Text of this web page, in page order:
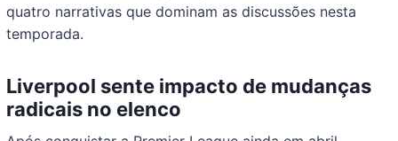
quatro narrativas que dominam as discussões nesta
temporada.
Liverpool sente impacto de mudanças
radicais no elenco